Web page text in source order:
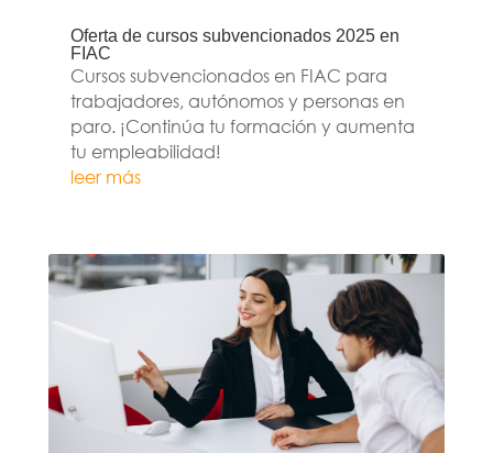
Oferta de cursos subvencionados 2025 en
FIAC
Cursos subvencionados en FIAC para
trabajadores, autónomos y personas en
paro. ¡Continúa tu formación y aumenta
tu empleabilidad!
leer más